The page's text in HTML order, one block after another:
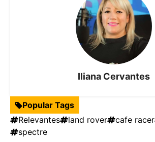
Iliana Cervantes
Popular Tags
Relevantes
land rover cafe racer
spectre